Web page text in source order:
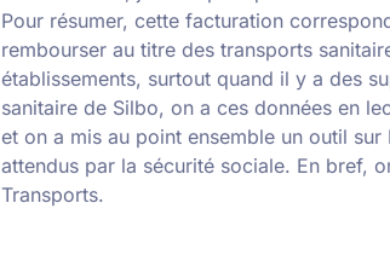
Pour résumer, cette facturation
rembourser au titre des transports
établissements, surtout quand il y a des
sanitaire de Silbo, on a ces données en
et on a mis au point ensemble un outil
attendus par la sécurité sociale. En bref,
Transports.